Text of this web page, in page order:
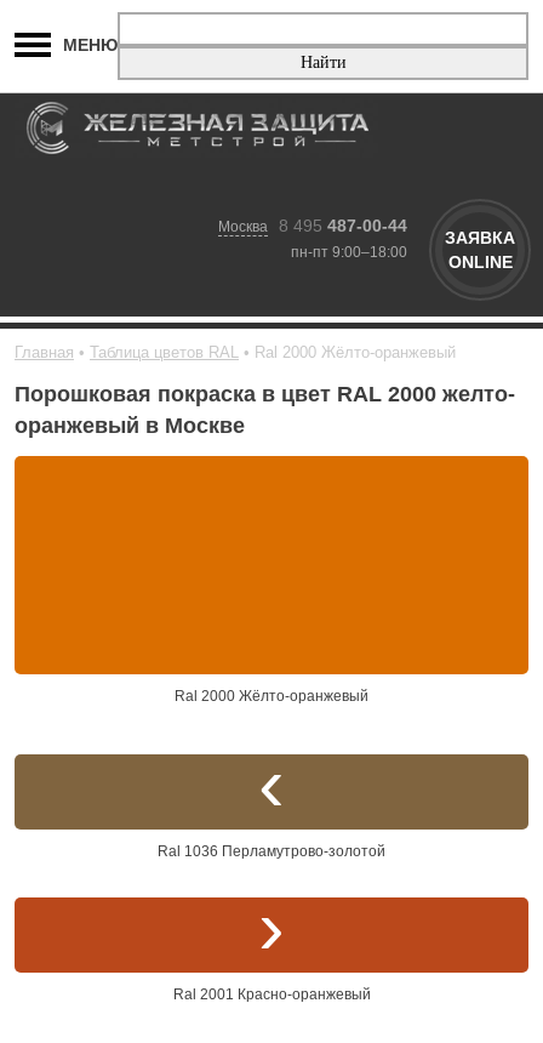
МЕНЮ
Москва 8 495 487-00-44
пн-пт 9:00–18:00
ЗАЯВКА
ONLINE
Главная Таблица цветов RAL Ral 2000 Жёлто-оранжевый
Порошковая покраска в цвет RAL 2000 желто-
оранжевый в Москве
Ral 1036 Перламутрово-золотой
Ral 2000 Жёлто-оранжевый
Ral 2001 Красно-оранжевый